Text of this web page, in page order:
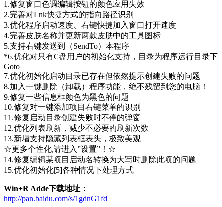
1.修复窗口色调编辑按钮的颜色应用失效
2.完善对Lnk快捷方式的指向路径识别
3.优化程序启动速度、右键快捷加入窗口打开速度
4.完善皮肤名称并更新两款皮肤中的工具图标
5.支持右键发送到（SendTo）本程序
*6.优化对只有C盘用户的初始化支持，目录为程序运行目录下
Goto
7.优化初始化启动目录已存在但依然提示创建失败的问题
8.加入一键删除（卸载）程序功能，绝不残留到您的电脑！
9.修复一些信息框颜色为黑色的问题
10.修复对一键添加项目右键菜单的识别
11.修复启动目录创建失败时不停的弹窗
12.优化列表刷新，减少不必要的刷新次数
13.新增支持隐藏列表框表头，极致美观
☆更多个性化,请进入”设置”！☆
14.修复编辑某项目启动名转换为大写时删除此项的问题
15.优化初始化[5]各种情况下处理方式
Win+R Adde下载地址：
http://pan.baidu.com/s/1gdnG1fd